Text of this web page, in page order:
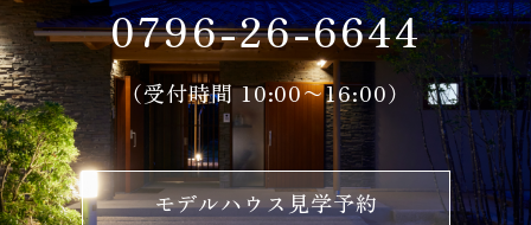
0796-26-6644
（受付時間 10:00〜16:00）
モデルハウス見学予約